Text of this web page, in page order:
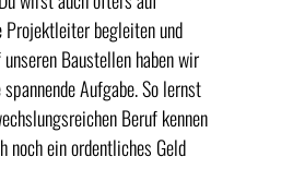
Projektleiter begleiten und
Baustellen haben wir
Aufgabe. So lernst
Beruf kennen
noch ein ordentliches Geld